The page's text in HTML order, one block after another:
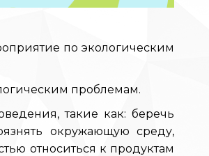
по экологическим
проблемам.
такие как: беречь
окружающую среду,
относиться к продуктам